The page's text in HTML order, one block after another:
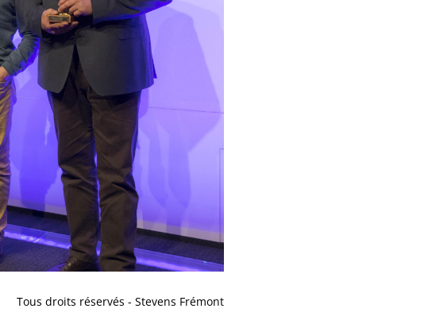
Tous droits réservés - Stevens Frémont